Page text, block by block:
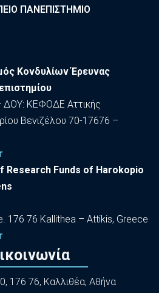
ΠΑΝΕΠΙΣΤΗΜΙΟ
Κονδυλίων Έρευνας
ΚΕΦΟΔΕ Αττικής
Βενιζέλου 70-17676 –
Research Funds of Harokopio
176 76 Kallithea – Attikis, Greece
176 76, Καλλιθέα, Αθήνα